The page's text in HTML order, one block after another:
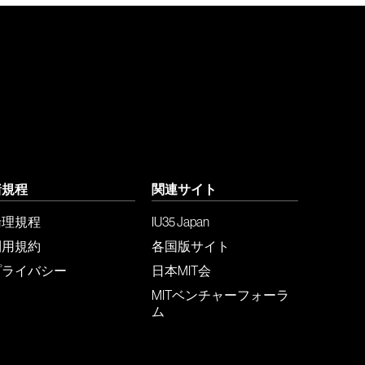
程
規程
規約
イバシー
関連サイト
IU35 Japan
各国版サイト
日本MIT会
MITベンチャーフォーラ
ム